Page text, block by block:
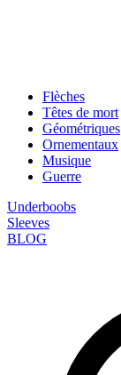
Flèches
Têtes de mort
Géométriques
Ornementaux
Musique
Guerre
Underboobs
Sleeves
BLOG